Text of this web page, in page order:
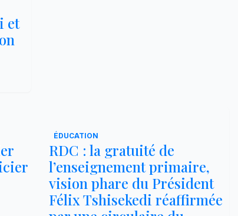
et
ÉDUCATION
RDC : la gratuité de
l’enseignement primaire,
vision phare du Président
Félix Tshisekedi réaffirmée